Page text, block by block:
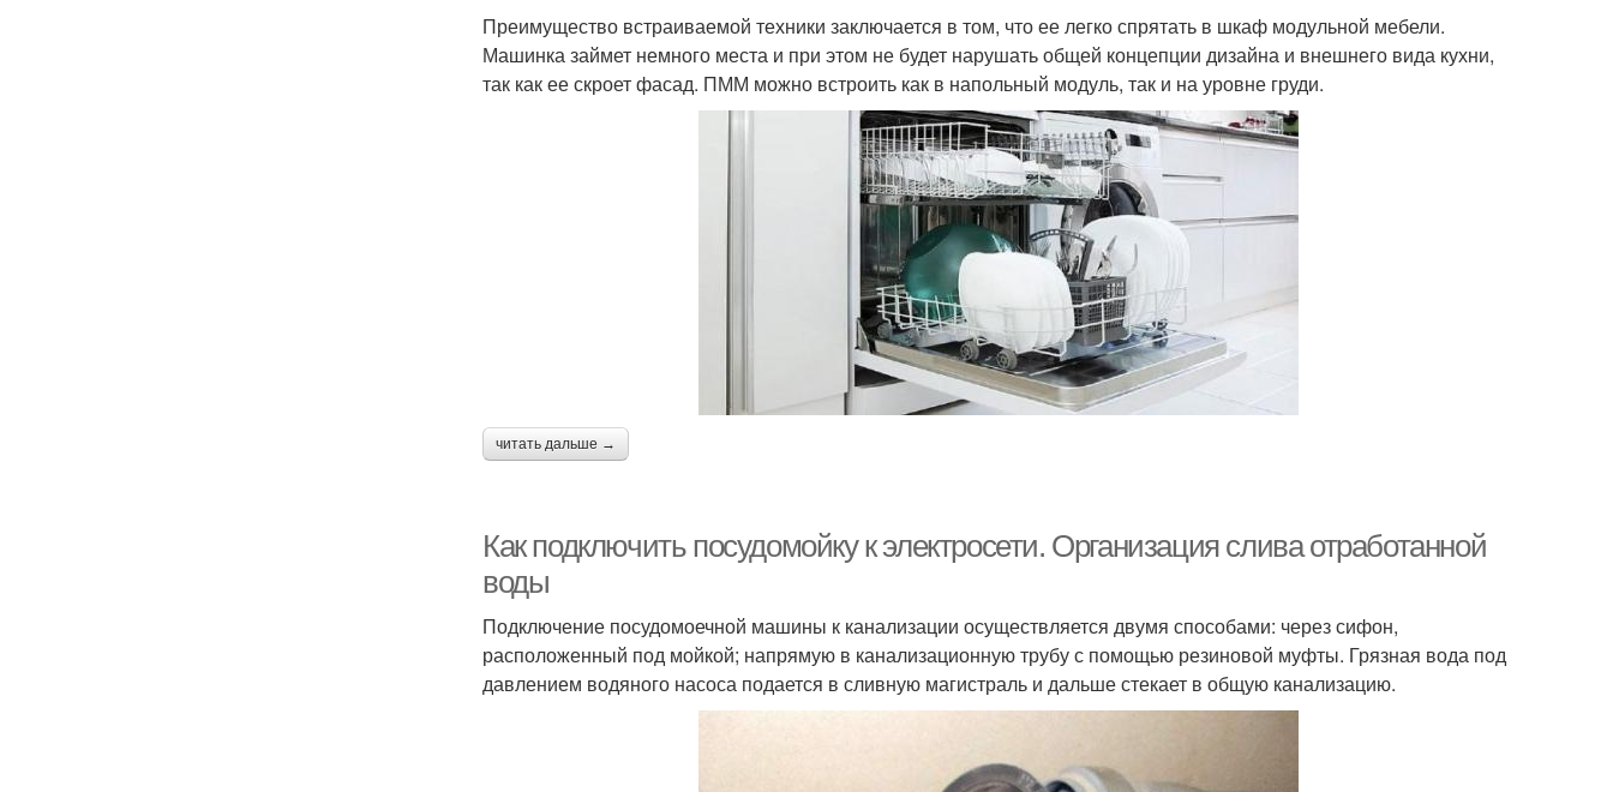
Преимущество встраиваемой техники заключается в том, что ее легко спрятать в шкаф модульной мебели.
Машинка займет немного места и при этом не будет нарушать общей концепции дизайна и внешнего вида кухни,
так как ее скроет фасад. ПММ можно встроить как в напольный модуль, так и на уровне груди.
читать дальше →
Как подключить посудомойку к электросети. Организация слива отработанной
воды
Подключение посудомоечной машины к канализации осуществляется двумя способами: через сифон,
расположенный под мойкой; напрямую в канализационную трубу с помощью резиновой муфты. Грязная вода под
давлением водяного насоса подается в сливную магистраль и дальше стекает в общую канализацию.